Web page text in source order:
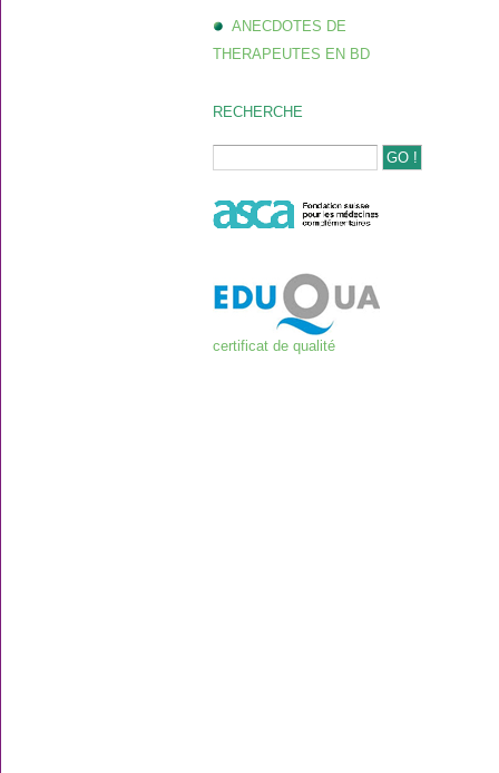
ANECDOTES DE
THERAPEUTES EN BD
RECHERCHE
certificat de qualité